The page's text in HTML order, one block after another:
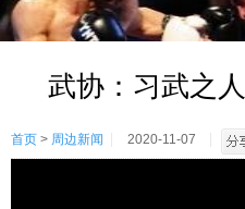
武协：习武之
首页 > 周边新闻 2020-11-07